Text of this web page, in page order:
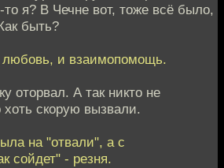
то я? В Чечне вот, тоже всё было,
быть?
и взаимопомощь.
оторвал. А так никто не
скорую вызвали.
на "отвали", а с
сойдет" - резня.